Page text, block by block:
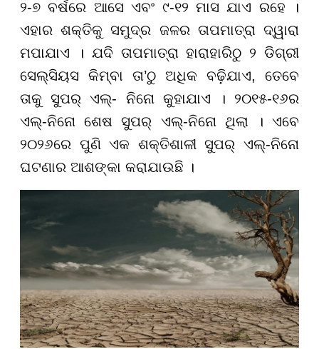
୨-୭ ବର୍ଷରେ ଆସେ ଏବଂ ୯-୧୨ ମାସ ଯାଏ ରହେ ।
ଏହାର ଶକ୍ତିକୁ ସମୁଦ୍ର ଜଳର ତାପମାତ୍ରା ଦ୍ୱାରା
ମପାଯାଏ । ଯଦି ତାପମାତ୍ରା ହାରାହାରିଠୁ ୨ ଡିଗ୍ରୀ
ସେଲ୍ସିୟସ କିମ୍ବା ତା’ଠୁ ଅଧିକ ବଢ଼ିଯାଏ, ତେବେ
ତାକୁ ସୁପର୍ ଏଲ୍- ନିନୋ କୁହାଯାଏ । ୨୦୧୫-୧୬ର
ଏଲ୍-ନିନୋ ଶେଷ ସୁପର୍ ଏଲ୍-ନିନୋ ଥିଲା । ଏବେ
୨୦୨୬ରେ ପୁଣି ଏକ ଶକ୍ତିଶାଳୀ ସୁପର୍ ଏଲ୍-ନିନୋ
ଘଟଣାର ଆଶଙ୍କା କରାଯାଉଛି ।